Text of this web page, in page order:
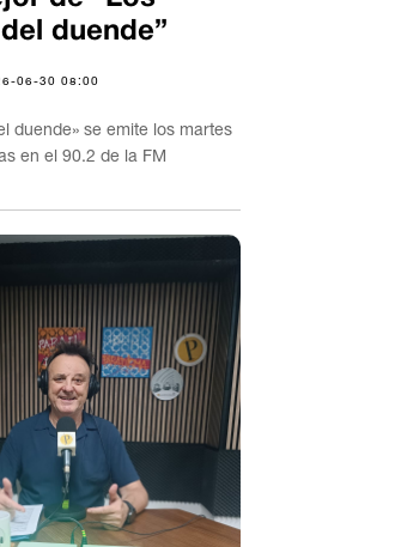
duende”
06-30 08:00
duende» se emite los martes
en el 90.2 de la FM